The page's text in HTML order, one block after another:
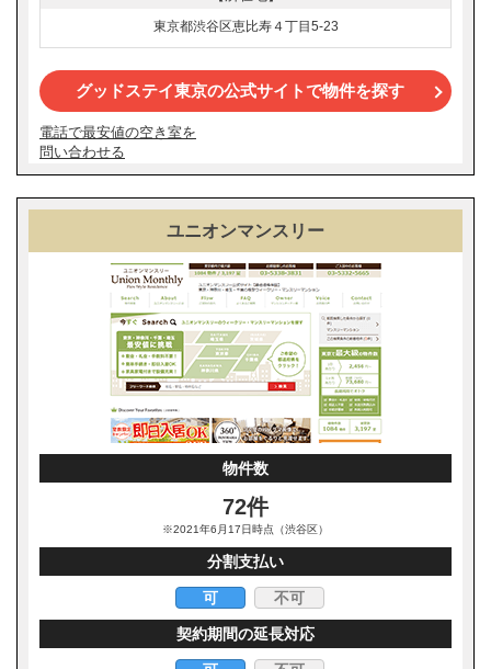
東京都渋谷区恵比寿４丁目5-23
グッドステイ東京の公式サイトで物件を探す
電話で最安値の空き室を
問い合わせる
ユニオンマンスリー
物件数
72件
※2021年6月17日時点（渋谷区）
分割支払い
可 不可
契約期間の延長対応